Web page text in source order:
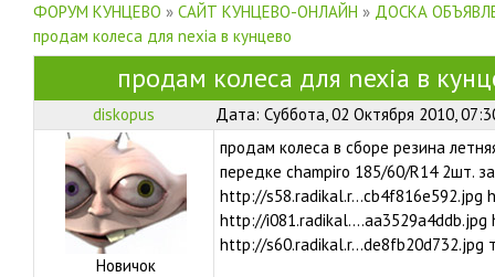
ФОРУМ КУНЦЕВО » САЙТ КУНЦЕВО-ОНЛАЙН » ДОСКА
продам колеса для nexia в кунцево
продам колеса для nexia в
diskopus Дата: Суббота, 02 Октября 2010,
Новичок
продам колеса в сборе резина
передке champiro 185/60/R14 2шт.
http://s58.radikal.r...cb4f816e592.jpg
http://
http://s60.radikal.r...de8fb20d732.jpg